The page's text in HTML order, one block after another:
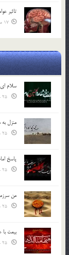
تاثیر
17 مرداد 03
سلام
منزل
پاسخ
من
بیعت با